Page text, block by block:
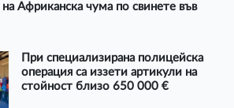
Африканска чума по свинете във
При специализирана полицейска
операция са иззети артикули на
стойност близо 650 000 €